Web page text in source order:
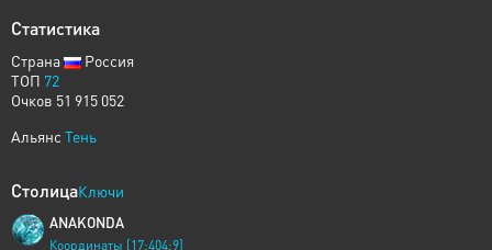
Статистика
Страна
Россия
ТОП 72
Очков 51 915 052
Альянс Тень
СтолицаКлючи
ANAKONDA
Координаты [17:404:9]